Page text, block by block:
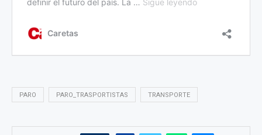
PARO PARO_TRASPORTISTAS TRANSPORTE